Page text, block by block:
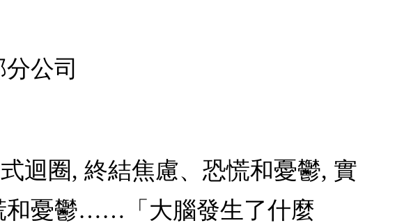
公司
迴圈, 終結焦慮、恐慌和憂鬱, 實
和憂鬱……「大腦發生了什麼